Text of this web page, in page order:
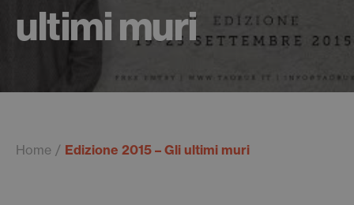
ultimi muri
Home Edizione 2015 – Gli ultimi muri